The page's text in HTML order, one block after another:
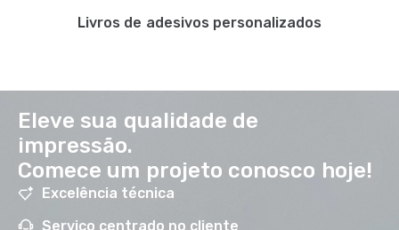
Livros de adesivos personalizados
Eleve sua qualidade de
impressão.
Comece um projeto conosco hoje!
Excelência técnica
Serviço centrado no cliente